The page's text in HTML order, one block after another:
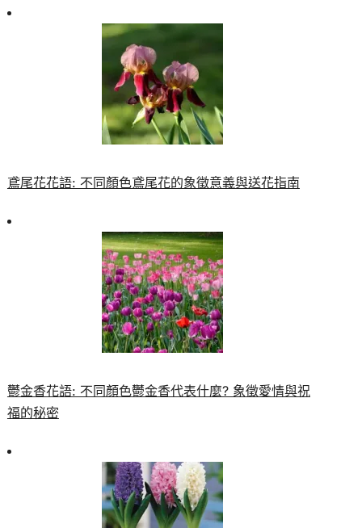
鳶尾花花語: 不同顏色鳶尾花的象徵意義與送花指南
鬱金香花語: 不同顏色鬱金香代表什麼? 象徵愛情與祝
福的秘密